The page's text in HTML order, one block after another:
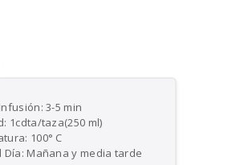
3-5 min
1cdta/taza(250 ml)
100° C
Día: Mañana y media tarde